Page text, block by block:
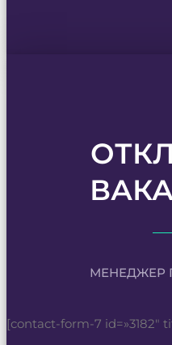
МЕНЕДЖЕР
[contact-form-7 id=»3182″